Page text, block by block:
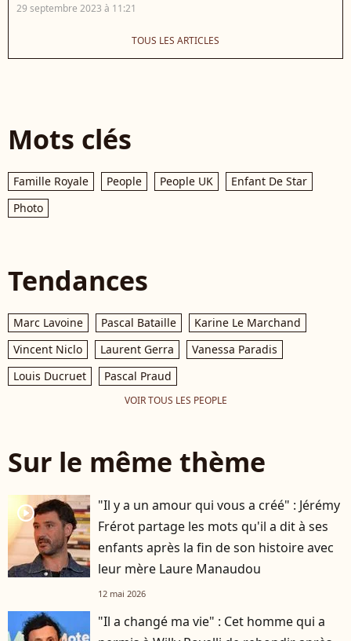
29 septembre 2023 à 11:21
TOUS LES ARTICLES
Mots clés
Famille Royale People People UK
Enfant De Star
Photo
Tendances
Marc Lavoine Pascal Bataille
Karine Le Marchand
Vincent Niclo
Laurent Gerra
Vanessa Paradis
Louis Ducruet
Pascal Praud
VOIR TOUS LES PEOPLE
Sur le même thème
player2
"Il y a un amour qui vous a créé" : Jérémy
Frérot partage les mots qu'il a dit à ses
enfants après la fin de son histoire avec
leur mère Laure Manaudou
12 mai 2026
"Il a changé ma vie" : Cet homme qui a